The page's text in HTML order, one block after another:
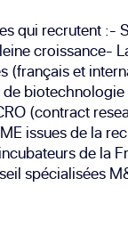
qui recrutent :-
croissance-
(français et
(contract
issues de la
de la
spécialisées